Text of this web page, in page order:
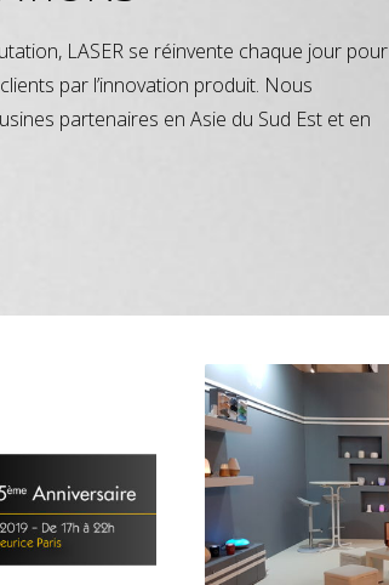
LASER se réinvente chaque jour pour
par l’innovation produit. Nous
partenaires en Asie du Sud Est et en